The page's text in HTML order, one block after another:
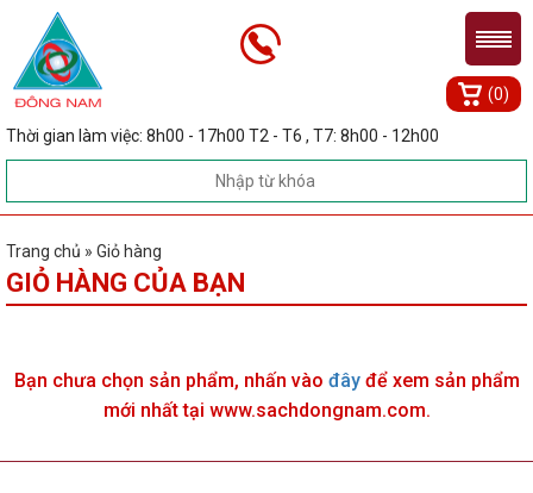
Thời gian làm việc: 8h00 - 17h00 T2 - T6 , T7: 8h00 - 12h00
(0)
Trang chủ » Giỏ hàng
GIỎ HÀNG CỦA BẠN
Bạn chưa chọn sản phẩm, nhấn vào đâyđể xem sản phẩm
mới nhất tại www.sachdongnam.com.